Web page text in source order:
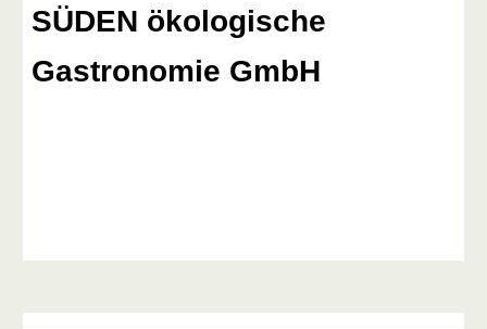
SÜDEN ökologische
Gastronomie GmbH